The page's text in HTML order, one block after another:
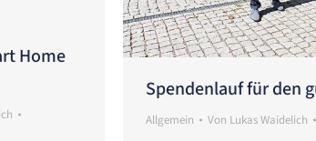
Home
Spendenlauf für den
Allgemein Von Lukas Waidelich